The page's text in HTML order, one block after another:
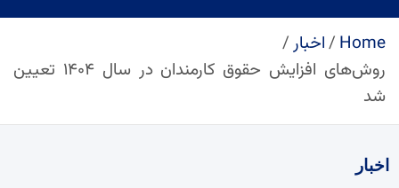
Home
اخبار
روش‌های افزایش حقوق کارمندان در سال ۱۴۰۴ تعیین
شد
اخبار